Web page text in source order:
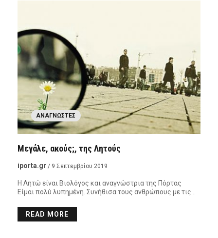
ΑΝΑΓΝΏΣΤΕΣ
Μεγάλε, ακούς;, της Λητούς
iporta.gr / 9 Σεπτεμβρίου 2019
Η Λητώ είναι Βιολόγος και αναγνώστρια της Πόρτας
Είμαι πολύ λυπημένη. Συνήθισα τους ανθρώπους με τις…
READ MORE